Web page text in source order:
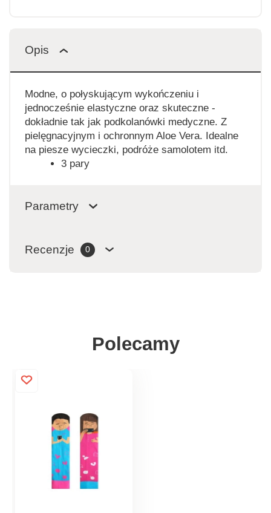
Opis
Modne, o połyskującym wykończeniu i
jednocześnie elastyczne oraz skuteczne -
dokładnie tak jak podkolanówki medyczne. Z
pielęgnacyjnym i ochronnym Aloe Vera. Idealne
na piesze wycieczki, podróże samolotem itd.
3 pary
Parametry
Recenzje 0
Polecamy